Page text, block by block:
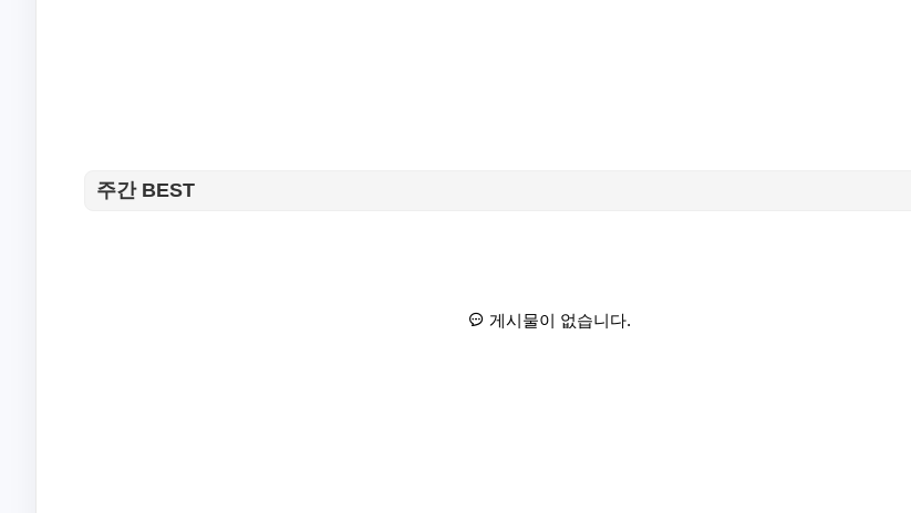
주간 BEST
게시물이 없습니다.